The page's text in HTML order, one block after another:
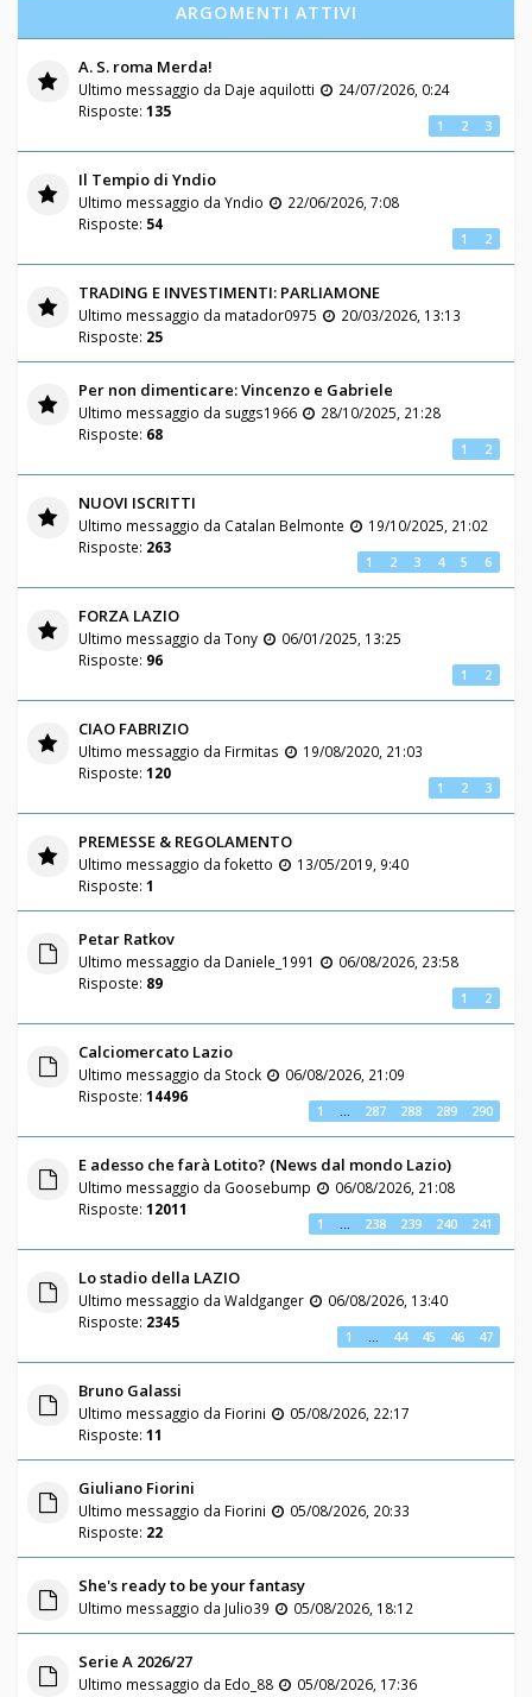
ARGOMENTI ATTIVI
A. S. roma Merda!
Ultimo messaggio da Daje aquilotti
24/07/2026, 0:24
Risposte: 135
1 2 3
Il Tempio di Yndio
Ultimo messaggio da Yndio
22/06/2026, 7:08
Risposte: 54
1 2
TRADING E INVESTIMENTI: PARLIAMONE
Ultimo messaggio da matador0975
20/03/2026, 13:13
Risposte: 25
Per non dimenticare: Vincenzo e Gabriele
Ultimo messaggio da suggs1966
28/10/2025, 21:28
Risposte: 68
1 2
NUOVI ISCRITTI
Ultimo messaggio da Catalan Belmonte
19/10/2025, 21:02
Risposte: 263
1 2 3 4 5 6
FORZA LAZIO
Ultimo messaggio da Tony
06/01/2025, 13:25
Risposte: 96
1 2
CIAO FABRIZIO
Ultimo messaggio da Firmitas
19/08/2020, 21:03
Risposte: 120
1 2 3
PREMESSE & REGOLAMENTO
Ultimo messaggio da foketto
13/05/2019, 9:40
Risposte: 1
Petar Ratkov
Ultimo messaggio da Daniele_1991
06/08/2026, 23:58
Risposte: 89
1 2
Calciomercato Lazio
Ultimo messaggio da Stock
06/08/2026, 21:09
Risposte: 14496
1 287 288 289 290
E adesso che farà Lotito? (News dal mondo Lazio)
Ultimo messaggio da Goosebump
06/08/2026, 21:08
Risposte: 12011
1 238 239 240 241
Lo stadio della LAZIO
Ultimo messaggio da Waldganger
06/08/2026, 13:40
Risposte: 2345
1 44 45 46 47
Bruno Galassi
Ultimo messaggio da Fiorini
05/08/2026, 22:17
Risposte: 11
Giuliano Fiorini
Ultimo messaggio da Fiorini
05/08/2026, 20:33
Risposte: 22
She's ready to be your fantasy
Ultimo messaggio da Julio39 05/08/2026, 18:12
Serie A 2026/27
Ultimo messaggio da Edo_88
05/08/2026, 17:36